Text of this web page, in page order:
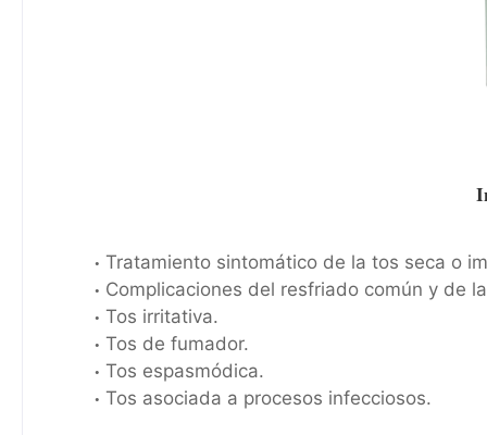
Tratamiento sintomático de la tos seca o
Complicaciones del resfriado común y de
Tos irritativa.
Tos de fumador.
Tos espasmódica.
Tos asociada a procesos infecciosos.